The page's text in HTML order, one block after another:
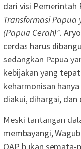
dari visi Pemerintah
Transformasi Papua
(Papua Cerah)”.
cerdas harus
sedangkan Papua
kebijakan yang
keharmonisan
diakui, dihargai, dan
Meski tantangan
membayangi,
OAP bukan